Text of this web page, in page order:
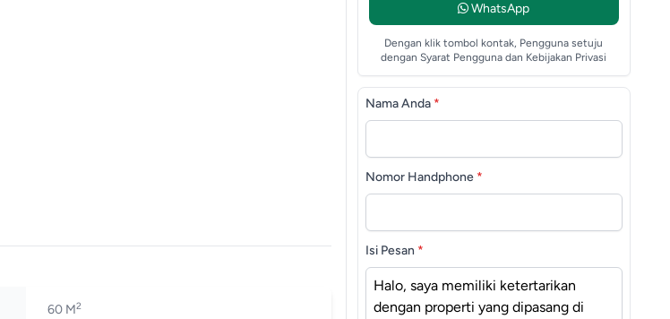
60 M2
WhatsApp
Dengan klik tombol kontak, Pengguna setuju
dengan Syarat Pengguna dan Kebijakan Privasi
Nama Anda *
Nomor Handphone *
Isi Pesan *